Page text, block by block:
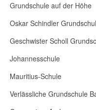
Grundschule auf der Höhe
Oskar Schindler
Geschwister Scholl
Johannesschule
Mauritius-Schule
Verlässliche Grundschule